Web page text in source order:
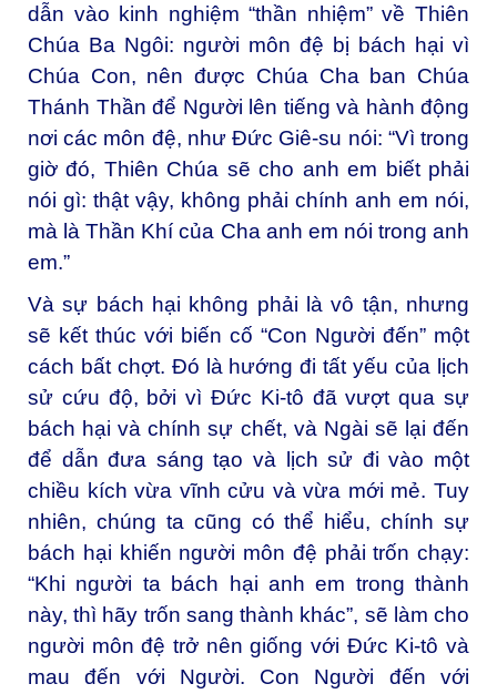
dẫn vào kinh nghiệm “thần nhiệm” về Thiên
Chúa Ba Ngôi: người môn đệ bị bách hại vì
Chúa Con, nên được Chúa Cha ban Chúa
Thánh Thần để Người lên tiếng và hành động
nơi các môn đệ, như Đức Giê-su nói: “Vì trong
giờ đó, Thiên Chúa sẽ cho anh em biết phải
nói gì: thật vậy, không phải chính anh em nói,
mà là Thần Khí của Cha anh em nói trong anh
em.”
Và sự bách hại không phải là vô tận, nhưng
sẽ kết thúc với biến cố “Con Người đến” một
cách bất chợt. Đó là hướng đi tất yếu của lịch
sử cứu độ, bởi vì Đức Ki-tô đã vượt qua sự
bách hại và chính sự chết, và Ngài sẽ lại đến
để dẫn đưa sáng tạo và lịch sử đi vào một
chiều kích vừa vĩnh cửu và vừa mới mẻ. Tuy
nhiên, chúng ta cũng có thể hiểu, chính sự
bách hại khiến người môn đệ phải trốn chạy:
“Khi người ta bách hại anh em trong thành
này, thì hãy trốn sang thành khác”, sẽ làm cho
người môn đệ trở nên giống với Đức Ki-tô và
mau đến với Người. Con Người đến với